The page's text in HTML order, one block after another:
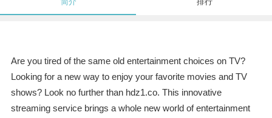
Are you tired of the same old entertainment choices on TV?
Looking for a new way to enjoy your favorite movies and TV
shows? Look no further than hdz1.co. This innovative
streaming service brings a whole new world of entertainment